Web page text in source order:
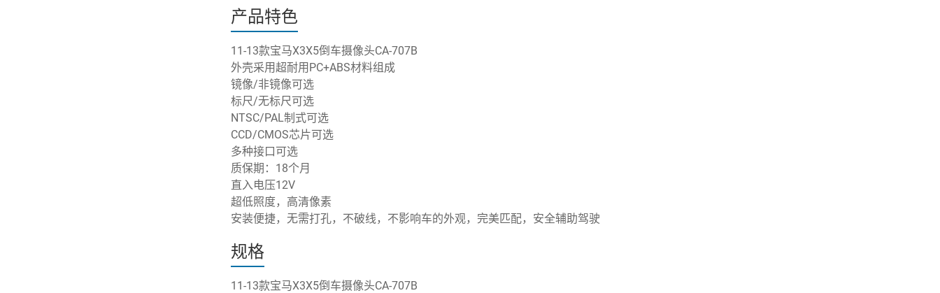
产品特色
11-13款宝马X3X5倒车摄像头CA-707B
外壳采用超耐用PC+ABS材料组成
镜像/非镜像可选
标尺/无标尺可选
NTSC/PAL制式可选
CCD/CMOS芯片可选
多种接口可选
质保期：18个月
直入电压12V
超低照度，高清像素
安装便捷，无需打孔，不破线，不影响车的外观，完美匹配，安全辅助驾驶
规格
11-13款宝马X3X5倒车摄像头CA-707B